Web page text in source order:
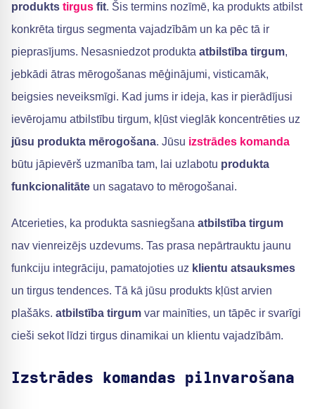
produkts tirgus fit. Šis termins nozīmē, ka produkts atbilst
konkrēta tirgus segmenta vajadzībām un ka pēc tā ir
pieprasījums. Nesasniedzot produkta atbilstība tirgum,
jebkādi ātras mērogošanas mēģinājumi, visticamāk,
beigsies neveiksmīgi. Kad jums ir ideja, kas ir pierādījusi
ievērojamu atbilstību tirgum, kļūst vieglāk koncentrēties uz
jūsu produkta mērogošana. Jūsu izstrādes komanda
būtu jāpievērš uzmanība tam, lai uzlabotu produkta
funkcionalitāte un sagatavo to mērogošanai.
Atcerieties, ka produkta sasniegšana atbilstība tirgum
nav vienreizējs uzdevums. Tas prasa nepārtrauktu jaunu
funkciju integrāciju, pamatojoties uz klientu atsauksmes
un tirgus tendences. Tā kā jūsu produkts kļūst arvien
plašāks. atbilstība tirgum var mainīties, un tāpēc ir svarīgi
cieši sekot līdzi tirgus dinamikai un klientu vajadzībām.
Izstrādes komandas pilnvarošana